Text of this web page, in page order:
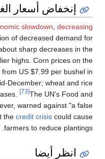
الغذاء
2008, theglobal economic
oil prices, and speculation of
worldwide brought about
crops from their earlier
of Tradedropped from US
$3.74 per bushel in mid-
similar decreases.
Organization, however,
of security", noting that the
farmers